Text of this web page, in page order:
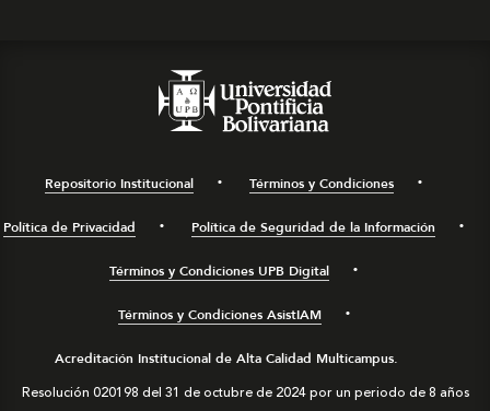
Repositorio Institucional Términos y Condiciones
Política de Privacidad Política de Seguridad de la Información
Términos y Condiciones UPB Digital
Términos y Condiciones AsistIAM
Acreditación Institucional de Alta Calidad Multicampus.
Resolución 020198 del 31 de octubre de 2024 por un periodo de 8 años